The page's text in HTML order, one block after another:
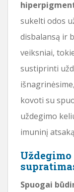
sukelti odos
disbalansą ir
veiksniai,
sustiprinti
kovoti su
uždegimo
imuninį
Spuogai